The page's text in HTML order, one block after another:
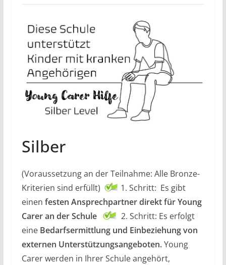
Silber
(Voraussetzung an der Teilnahme: Alle Bronze-
Kriterien sind erfüllt)
1. Schritt: Es gibt
einen festen Ansprechpartner direkt für Young
Carer an der Schule
2. Schritt: Es erfolgt
eine Bedarfsermittlung und Einbeziehung von
externen Unterstützungsangeboten.Young
Carer werden in Ihrer Schule angehört,